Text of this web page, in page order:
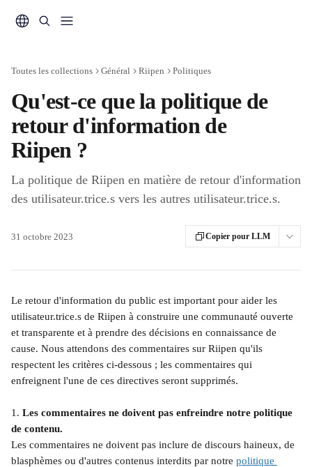
Toutes les collections Général Riipen Politiques
Qu'est-ce que la politique de
retour d'information de
Riipen ?
La politique de Riipen en matière de retour d'information
des utilisateur.trice.s vers les autres utilisateur.trice.s.
31 octobre 2023 Copier pour LLM
Le retour d'information du public est important pour aider les
utilisateur.trice.s de Riipen à construire une communauté ouverte
et transparente et à prendre des décisions en connaissance de
cause. Nous attendons des commentaires sur Riipen qu'ils
respectent les critères ci-dessous ; les commentaires qui
enfreignent l'une de ces directives seront supprimés.
1. Les commentaires ne doivent pas enfreindre notre politique
de contenu.
Les commentaires ne doivent pas inclure de discours haineux, de
blasphèmes ou d'autres contenus interdits par notre politique